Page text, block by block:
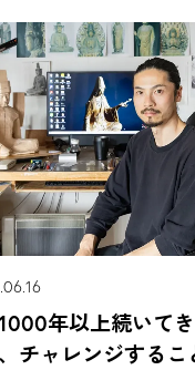
年以上続いて
チャレンジするこ